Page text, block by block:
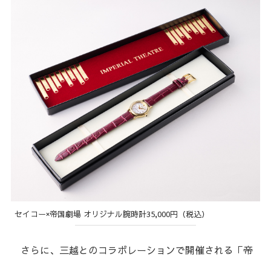
セイコー×帝国劇場 オリジナル腕時計35,000円（税込）
さらに、三越とのコラボレーションで開催される「帝